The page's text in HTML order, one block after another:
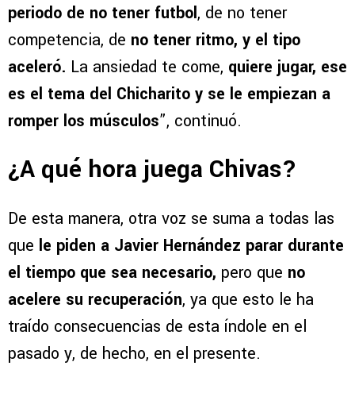
periodo de no tener futbol, de no tener
competencia, de no tener ritmo, y el tipo
aceleró. La ansiedad te come, quiere jugar, ese
es el tema del Chicharito y se le empiezan a
romper los músculos”, continuó.
¿A qué hora juega Chivas?
De esta manera, otra voz se suma a todas las
que le piden a Javier Hernández parar durante
el tiempo que sea necesario, pero que no
acelere su recuperación, ya que esto le ha
traído consecuencias de esta índole en el
pasado y, de hecho, en el presente.